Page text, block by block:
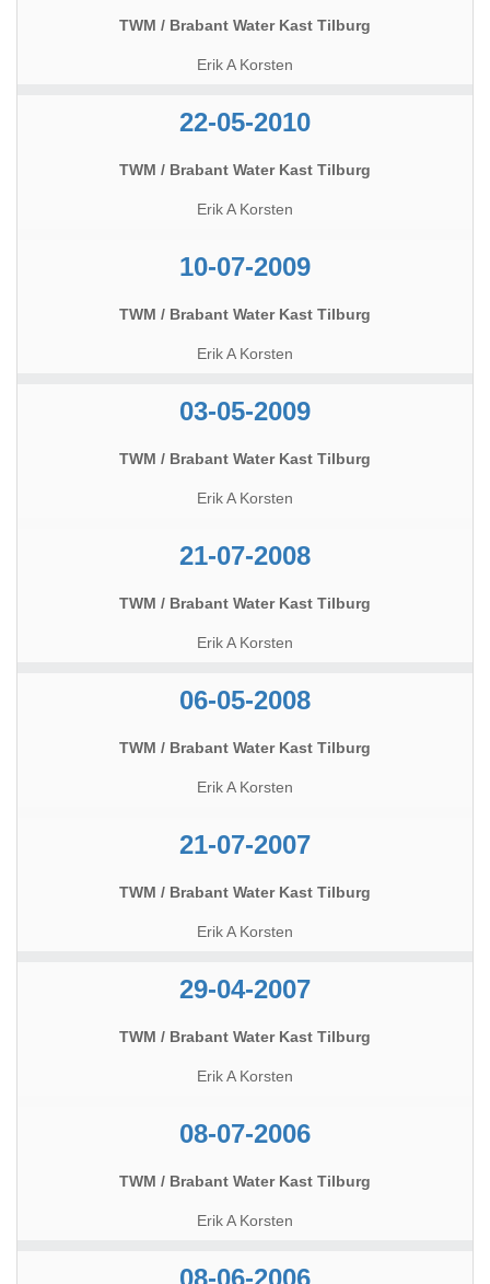
TWM / Brabant Water Kast Tilburg
Erik A Korsten
22-05-2010
TWM / Brabant Water Kast Tilburg
Erik A Korsten
10-07-2009
TWM / Brabant Water Kast Tilburg
Erik A Korsten
03-05-2009
TWM / Brabant Water Kast Tilburg
Erik A Korsten
21-07-2008
TWM / Brabant Water Kast Tilburg
Erik A Korsten
06-05-2008
TWM / Brabant Water Kast Tilburg
Erik A Korsten
21-07-2007
TWM / Brabant Water Kast Tilburg
Erik A Korsten
29-04-2007
TWM / Brabant Water Kast Tilburg
Erik A Korsten
08-07-2006
TWM / Brabant Water Kast Tilburg
Erik A Korsten